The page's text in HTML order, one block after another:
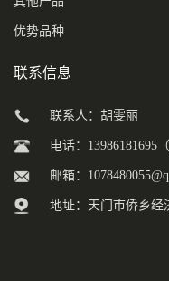
优势品种
联系信息
联系人：胡雯丽
电话：13986181695
邮箱：
地址：天门市侨乡经